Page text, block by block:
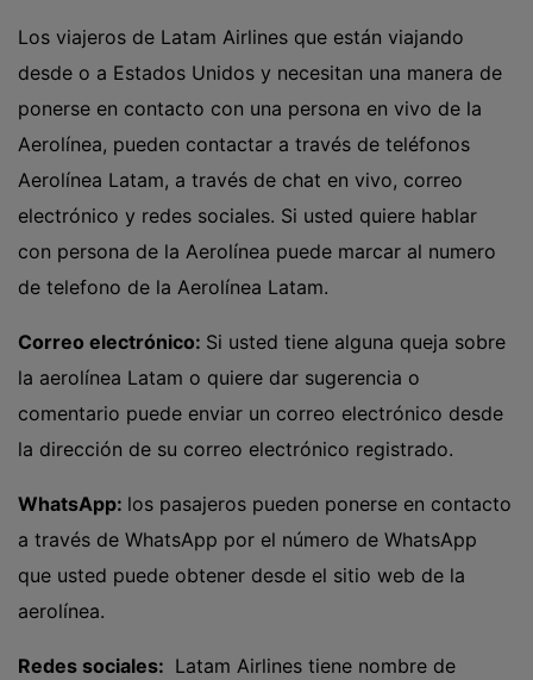
Los viajeros de Latam Airlines que están viajando
desde o a Estados Unidos y necesitan una manera de
ponerse en contacto con una persona en vivo de la
Aerolínea, pueden contactar a través de teléfonos
Aerolínea Latam, a través de chat en vivo, correo
electrónico y redes sociales. Si usted quiere hablar
con persona de la Aerolínea puede marcar al numero
de telefono de la Aerolínea Latam.
Correo electrónico: Si usted tiene alguna queja sobre
la aerolínea Latam o quiere dar sugerencia o
comentario puede enviar un correo electrónico desde
la dirección de su correo electrónico registrado.
WhatsApp: los pasajeros pueden ponerse en contacto
a través de WhatsApp por el número de WhatsApp
que usted puede obtener desde el sitio web de la
aerolínea.
Redes sociales: Latam Airlines tiene nombre de